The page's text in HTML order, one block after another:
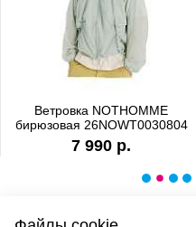
Ветровка NOTHOMME
бирюзовая 26NOWT0030804
7 990 р.